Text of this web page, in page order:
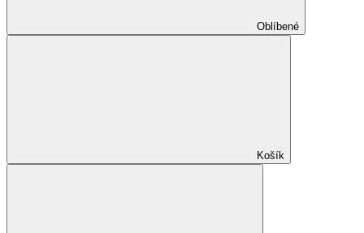
Oblíbené
Košík